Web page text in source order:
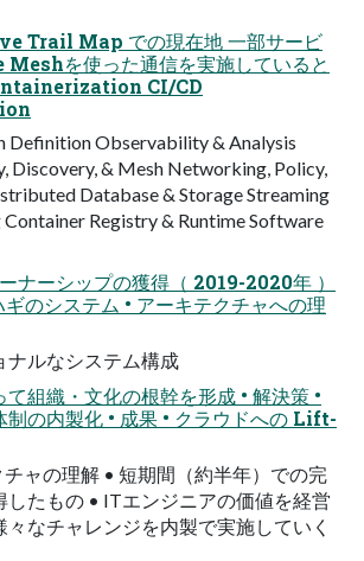
Trail Map での現在地 一部サービ
を使った通信を実施していると
CI/CD
Definition Observability & Analysis
Discovery, & Mesh Networking, Policy,
Database & Storage Streaming
Registry & Runtime Software
ナーシップの獲得（ 2019-2020年 ）
ギのシステム • アーキテクチャへの理
ナルなシステム構成
て組織・文化の根幹を形成 • 解決策 •
制の内製化 • 成果 • クラウドへの Lift-
チャの理解 • 短期間（約半年）での完
したもの • ITエンジニアの価値を経営
々なチャレンジを内製で実施していく